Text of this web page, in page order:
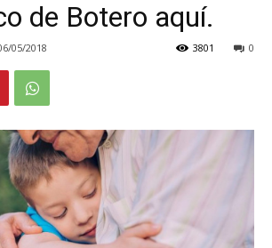
de Botero aquí.
05/2018 0
3801